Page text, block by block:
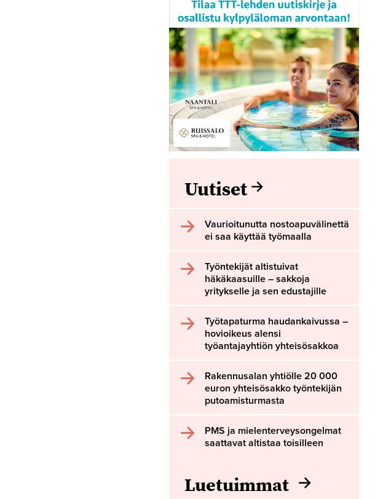
Uutiset
Vaurioitunutta nostoapuvälinettä
ei saa käyttää työmaalla
Työntekijät altistuivat
häkäkaasuille – sakkoja
yritykselle ja sen edustajille
Työtapaturma haudankaivussa –
hovioikeus alensi
työantajayhtiön yhteisösakkoa
Rakennusalan yhtiölle 20 000
euron yhteisösakko työntekijän
putoamisturmasta
PMS ja mielenterveysongelmat
saattavat altistaa toisilleen
Luetuimmat